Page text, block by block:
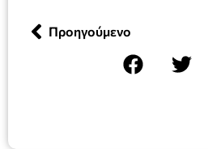
Προηγούμενο